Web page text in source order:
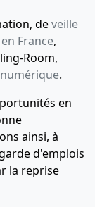
deveille
France,
Room,
.
en
ainsi, à
d'emplois
la reprise